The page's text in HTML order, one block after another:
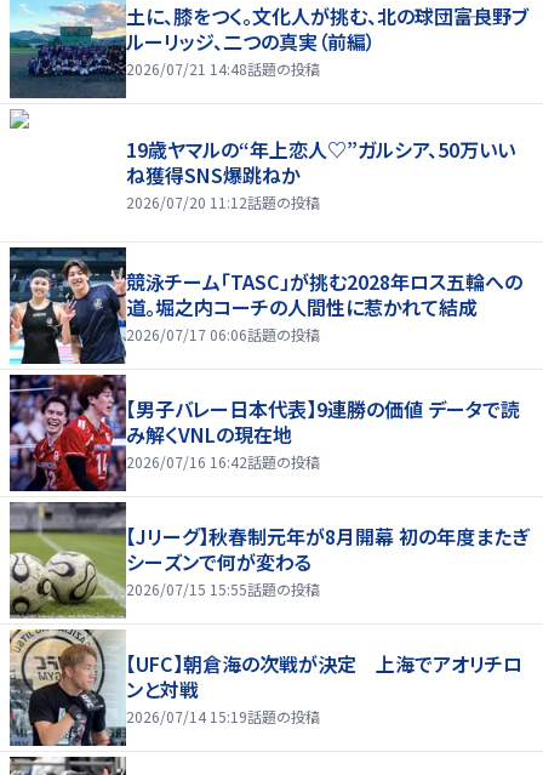
土に、膝をつく。文化人が挑む、北の球団――富良野ブ
ルーリッジ、二つの真実（前編）
2026/07/21 14:48話題の投稿
19歳ヤマルの“年上恋人♡”ガルシア、50万いい
ね獲得SNS爆跳ねか
2026/07/20 11:12話題の投稿
競泳チーム「TASC」が挑む2028年ロス五輪への
道。堀之内コーチの人間性に惹かれて結成
2026/07/17 06:06話題の投稿
【男子バレー日本代表】9連勝の価値 データで読
み解くVNLの現在地
2026/07/16 16:42話題の投稿
【Jリーグ】秋春制元年が8月開幕 初の年度またぎ
シーズンで何が変わる
2026/07/15 15:55話題の投稿
【UFC】朝倉海の次戦が決定 上海でアオリチロ
ンと対戦
2026/07/14 15:19話題の投稿